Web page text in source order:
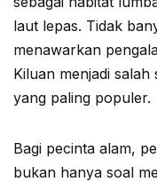
laut lepas. Tidak
menawarkan
Kiluan menjadi
yang paling populer.
Bagi pecinta alam,
bukan hanya soal